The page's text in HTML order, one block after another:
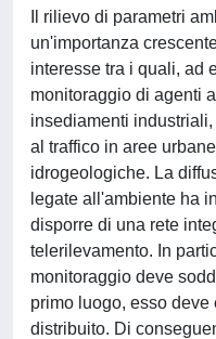
Il rilievo di parametri
un'importanza
interesse tra i quali, ad
monitoraggio di agenti
insediamenti
al traffico in aree
idrogeologiche. La
legate all'ambiente ha
disporre di una rete
telerilevamento. In
monitoraggio deve
primo luogo, esso
distribuito. Di